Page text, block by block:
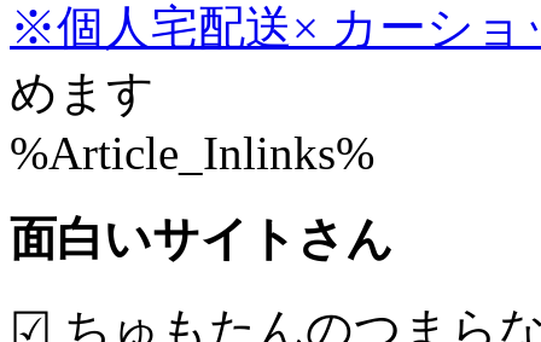
※個人宅配送× カーショ
めます
%Article_Inlinks%
面白いサイトさん
☑ ちゅもたんのつまら